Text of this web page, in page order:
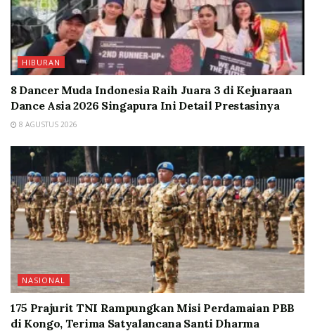
HIBURAN
8 Dancer Muda Indonesia Raih Juara 3 di Kejuaraan
Dance Asia 2026 Singapura Ini Detail Prestasinya
8 AGUSTUS 2026
NASIONAL
175 Prajurit TNI Rampungkan Misi Perdamaian PBB
di Kongo, Terima Satyalancana Santi Dharma